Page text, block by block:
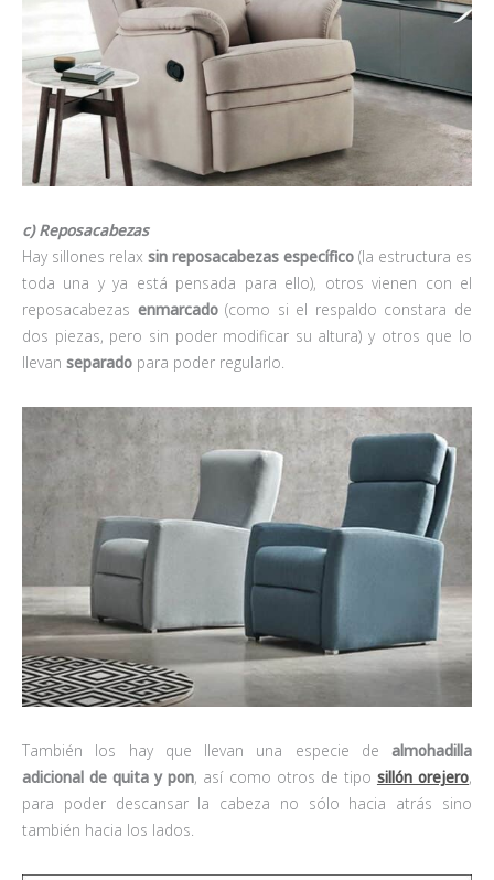
c) Reposacabezas
Hay sillones relax sin reposacabezas específico (la estructura es
toda una y ya está pensada para ello), otros vienen con el
reposacabezas enmarcado(como si el respaldo constara de
dos piezas, pero sin poder modificar su altura) y otros que lo
llevan separado para poder regularlo.
También los hay que llevan una especie de almohadilla
adicional de quita y pon, así como otros de tipo sillón orejero,
para poder descansar la cabeza no sólo hacia atrás sino
también hacia los lados.